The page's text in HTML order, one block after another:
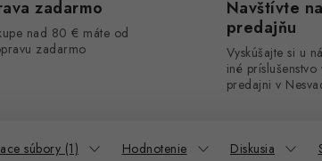
zadarmo
nad 80 € máte od
zadarmo
Navštívte
predajňu
Vyskúšajte si u
iné príslušenstvo
predajni v
súbory (1) Hodnotenie Diskusia